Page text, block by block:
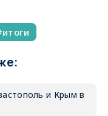
итоги
и Крым в